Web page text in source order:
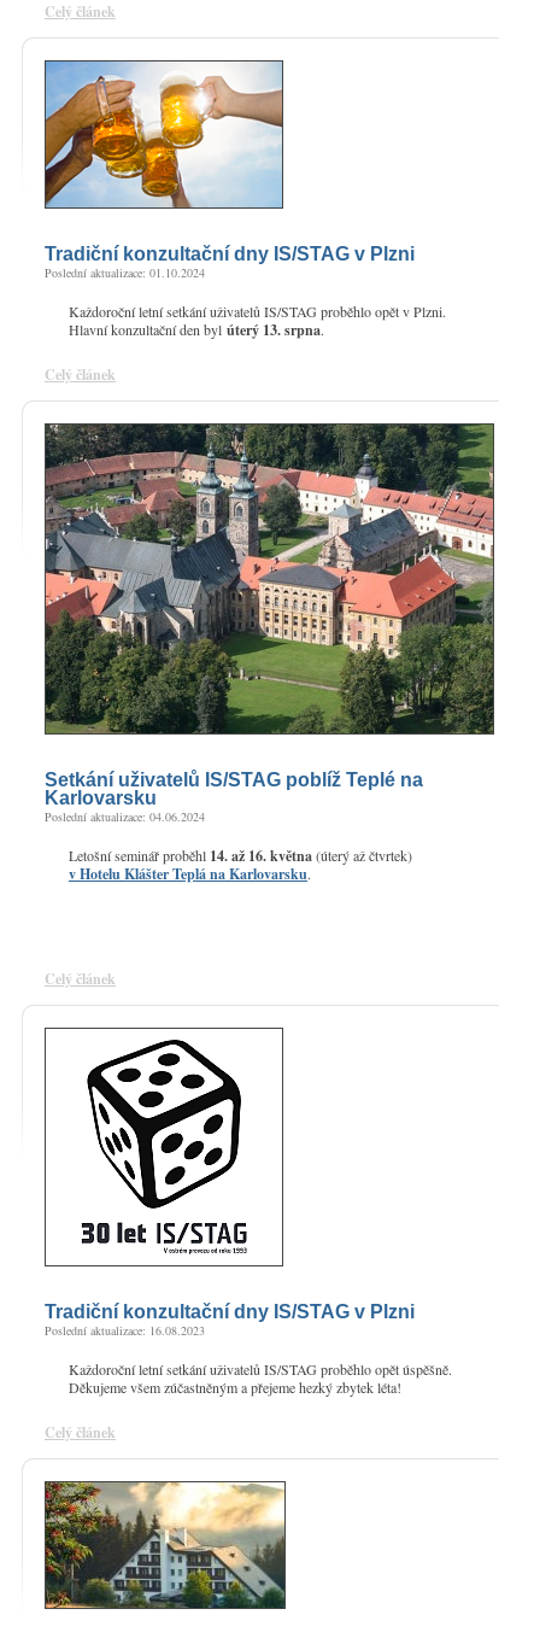
Celý článek
Tradiční konzultační dny IS/STAG v Plzni
Poslední aktualizace: 01.10.2024
Každoroční letní setkání uživatelů IS/STAG proběhlo opět v Plzni.
Hlavní konzultační den byl úterý 13. srpna.
Celý článek
Setkání uživatelů IS/STAG poblíž Teplé na
Karlovarsku
Poslední aktualizace: 04.06.2024
Letošní seminář proběhl 14. až 16. května(úterý až čtvrtek)
v Hotelu Klášter Teplá na Karlovarsku.
Celý článek
Tradiční konzultační dny IS/STAG v Plzni
Poslední aktualizace: 16.08.2023
Každoroční letní setkání uživatelů IS/STAG proběhlo opět úspěšně.
Děkujeme všem zúčastněným a přejeme hezký zbytek léta!
Celý článek